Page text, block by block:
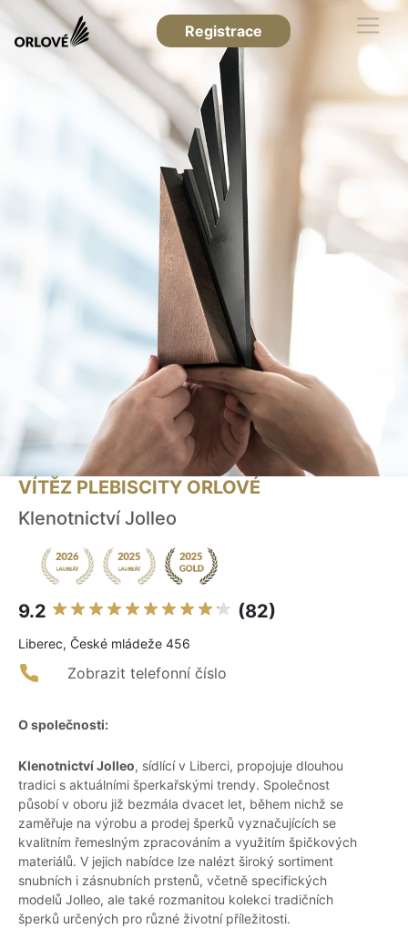
Registrace
VÍTĚZ PLEBISCITY ORLOVÉ
Klenotnictví Jolleo
9.2 (82)
Liberec, České mládeže 456
Zobrazit telefonní číslo
O společnosti:
Klenotnictví Jolleo, sídlící v Liberci, propojuje dlouhou
tradici s aktuálními šperkařskými trendy. Společnost
působí v oboru již bezmála dvacet let, během nichž se
zaměřuje na výrobu a prodej šperků vyznačujících se
kvalitním řemeslným zpracováním a využitím špičkových
materiálů. V jejich nabídce lze nalézt široký sortiment
snubních i zásnubních prstenů, včetně specifických
modelů Jolleo, ale také rozmanitou kolekci tradičních
šperků určených pro různé životní příležitosti.